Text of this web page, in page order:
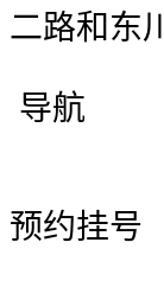
二路和东
导航
预约挂号